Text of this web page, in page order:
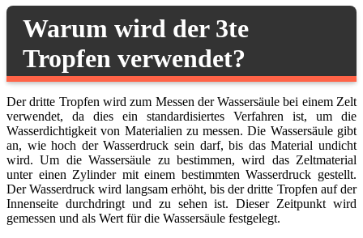
Warum wird der 3te
Tropfen verwendet?
Der dritte Tropfen wird zum Messen der Wassersäule bei einem Zelt
verwendet, da dies ein standardisiertes Verfahren ist, um die
Wasserdichtigkeit von Materialien zu messen. Die Wassersäule gibt
an, wie hoch der Wasserdruck sein darf, bis das Material undicht
wird. Um die Wassersäule zu bestimmen, wird das Zeltmaterial
unter einen Zylinder mit einem bestimmten Wasserdruck gestellt.
Der Wasserdruck wird langsam erhöht, bis der dritte Tropfen auf der
Innenseite durchdringt und zu sehen ist. Dieser Zeitpunkt wird
gemessen und als Wert für die Wassersäule festgelegt.